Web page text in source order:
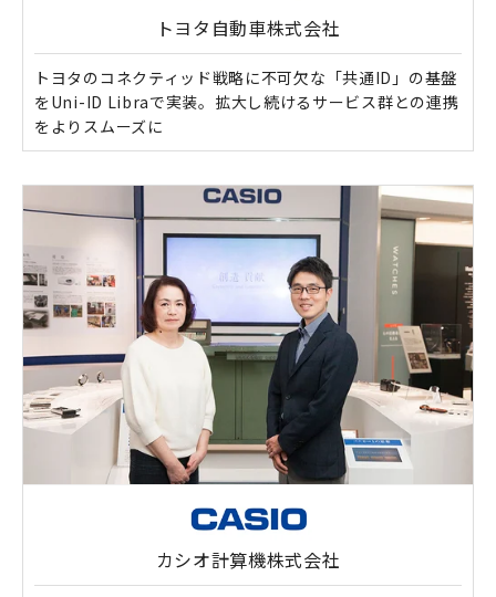
トヨタ自動車株式会社
トヨタのコネクティッド戦略に不可欠な「共通ID」の基盤
をUni-ID Libraで実装。拡大し続けるサービス群との連携
をよりスムーズに
カシオ計算機株式会社